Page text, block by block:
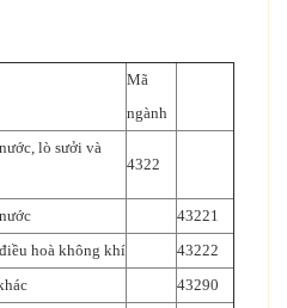
Mã
ngành
lò sưởi và
4322
43221
hoà không khí
43222
43290